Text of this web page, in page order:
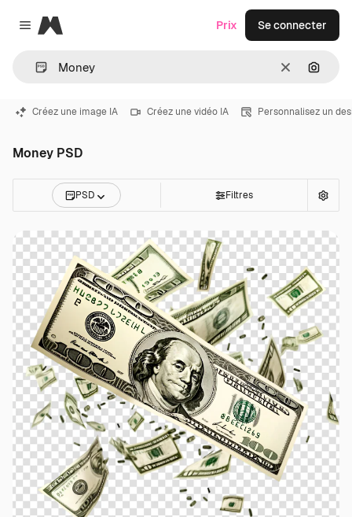
Close menu
Magnific
Effacer
Prix Se connecter
Créez une image IA Créez une vidéo IA Personnalisez un
Money PSD
PSD Filtres